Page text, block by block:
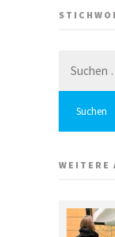
nach:
WEITERE